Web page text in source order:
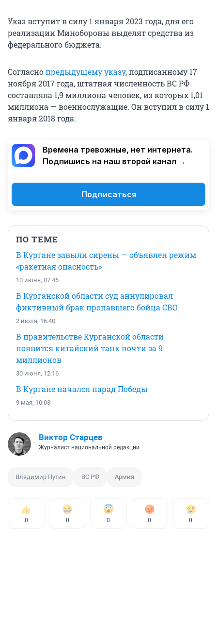
Указ вступит в силу 1 января 2023 года, для его
реализации Минобороны выделят средства из
федерального бюджета.
Согласнопредыдущему указу, подписанному 17
ноября 2017 года, штатная численность ВС РФ
составляла 1,9 миллиона человек, из которых 1,01
миллиона — военнослужащие. Он вступил в силу 1
января 2018 года.
Времена тревожные, нет интернета.
Подпишись на наш второй канал →
Подписаться
ПО ТЕМЕ
В Кургане завыли сирены — объявлен режим
«ракетная опасность»
10 июня, 07:46
В Курганской области суд аннулировал
фиктивный брак пропавшего бойца СВО
2 июля, 16:40
В правительстве Курганской области
появится китайский танк почти за 9
миллионов
30 июня, 12:16
В Кургане начался парад Победы
9 мая, 10:03
Виктор Старцев
Журналист национальной редакции
Владимир Путин ВС РФ Армия
0 0 0 0 0